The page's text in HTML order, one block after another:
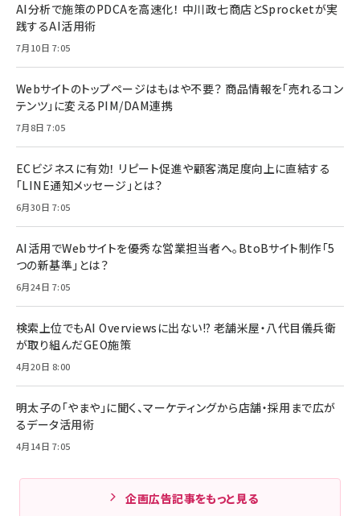
AI分析で施策のPDCAを高速化！ 中川政七商店とSprocketが実
践するAI活用術
7月10日 7:05
Webサイトのトップページはもはや不要？ 商品情報を「売れるコン
テンツ」に変えるPIM/DAM連携
7月8日 7:05
ECビジネスに有効！ リピート促進や顧客満足度向上に直結する
「LINE通知メッセージ」とは？
6月30日 7:05
AI活用でWebサイトを優秀な営業担当者へ。BtoBサイト制作「5
つの新基準」とは？
6月24日 7:05
検索上位でもAI Overviewsに出ない!? 老舗米屋・八代目儀兵衛
が取り組んだGEO施策
4月20日 8:00
明太子の「やまや」に聞く、マーケティングから店舗・採用まで広が
るデータ活用術
4月14日 7:05
企画広告記事をもっと見る